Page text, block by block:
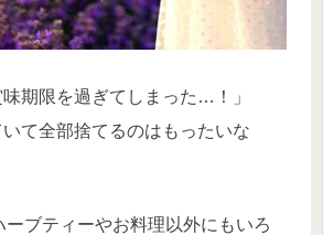
味期限を過ぎてしまった…！」
いて全部捨てるのはもったいな
ブティーやお料理以外にもいろ